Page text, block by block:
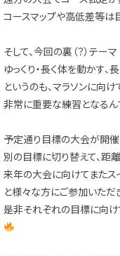
コースマップや高低差等は
そして、今回の裏（？）テーマ
ゆっくり・長く体を動かす、
というのも、マラソンに向
非常に重要な練習となるん
予定通り目標の大会が開催
別の目標に切り替えて、距
来年の大会に向けてまたス
と様々な方にご参加いただ
是非それぞれの目標に向け